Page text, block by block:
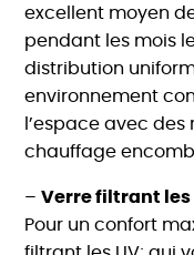
excellent moyen
pendant les mois
distribution
environnement
l’espace avec
chauffage
–Verre filtrant les
Pour un confort